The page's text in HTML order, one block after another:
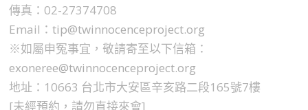
傳真：02-27374708
Email：tip@twinnocenceproject.org
※如屬申冤事宜，敬請寄至以下信箱：
exoneree@twinnocenceproject.org
地址：10663 台北市大安區辛亥路二段165號7樓
[未經預約，請勿直接來會]